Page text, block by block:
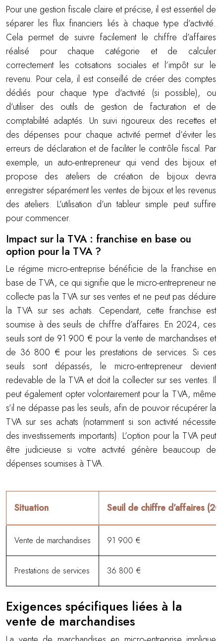
Pour une gestion fiscale claire et précise, il est essentiel de
séparer les flux financiers liés à chaque type d’activité.
Cela permet de suivre facilement le chiffre d’affaires
réalisé pour chaque catégorie et de calculer
correctement les cotisations sociales et l’impôt sur le
revenu. Pour cela, il est conseillé de créer des comptes
dédiés pour chaque type d’activité (si possible), ou
d’utiliser des outils de gestion de facturation et de
comptabilité adaptés. Un suivi rigoureux des recettes et
des dépenses pour chaque activité permet d’éviter les
erreurs de déclaration et de faciliter le contrôle fiscal. Par
exemple, un auto-entrepreneur qui vend des bijoux et
propose des ateliers de création de bijoux devra
enregistrer séparément les ventes de bijoux et les revenus
des ateliers. L’utilisation d’un tableur simple peut suffire
pour commencer.
Impact sur la TVA : franchise en base ou
option pour la TVA ?
Le régime micro-entreprise bénéficie de la franchise en
base de TVA, ce qui signifie que le micro-entrepreneur ne
collecte pas la TVA sur ses ventes et ne peut pas déduire
la TVA sur ses achats. Cependant, cette franchise est
soumise à des seuils de chiffre d’affaires. En 2024, ces
seuils sont de 91 900 € pour la vente de marchandises et
de 36 800 € pour les prestations de services. Si ces
seuils sont dépassés, le micro-entrepreneur devient
redevable de la TVA et doit la collecter sur ses ventes. Il
peut également opter volontairement pour la TVA, même
s’il ne dépasse pas les seuils, afin de pouvoir récupérer la
TVA sur ses achats (notamment si son activité nécessite
des investissements importants). L’option pour la TVA peut
être judicieuse si votre activité génère beaucoup de
dépenses soumises à TVA.
Situation Seuil de chiffre d’affaires
Vente de marchandises 91 900 €
Prestations de services 36 800 €
Exigences spécifiques liées à la
vente de marchandises